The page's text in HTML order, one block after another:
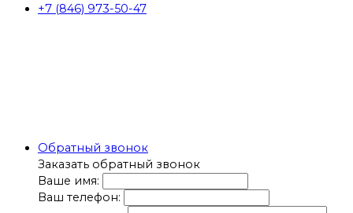
+7 (846) 973-50-47
Обратный звонок
Заказать обратный звонок
Ваше имя:
Ваш телефон: